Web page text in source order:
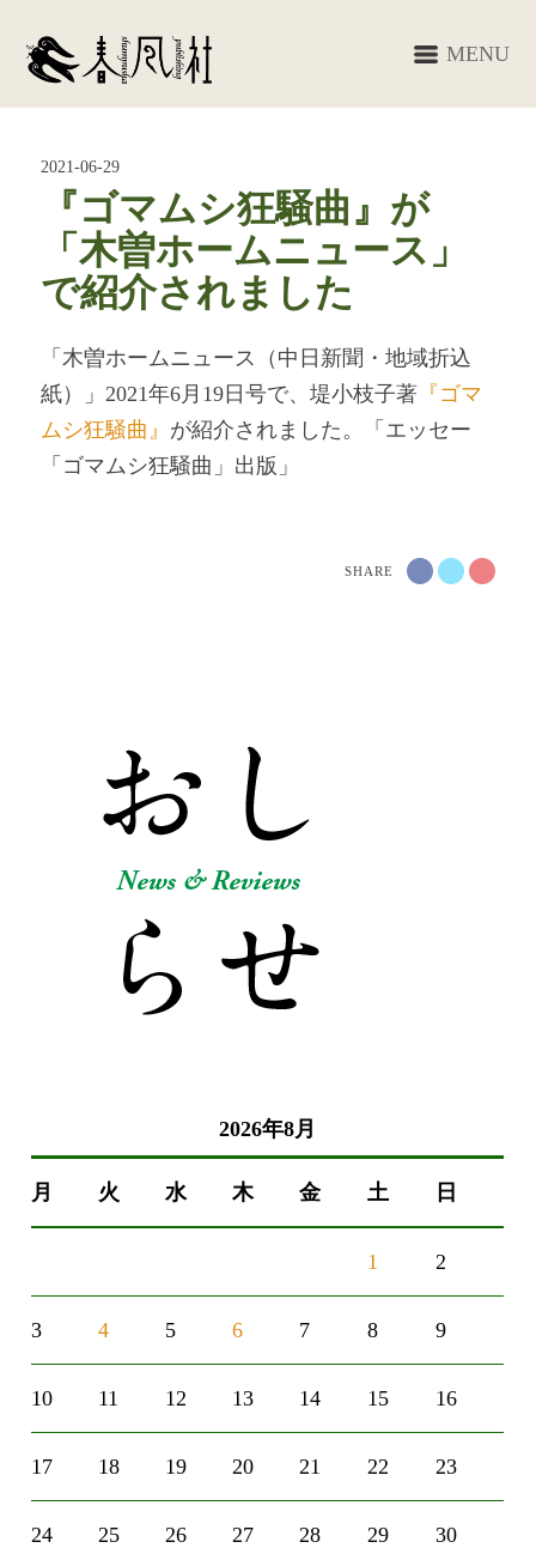
MENU
2021-06-29
『ゴマムシ狂騒曲』が
「木曽ホームニュース」
で紹介されました
「木曽ホームニュース（中日新聞・地域折込
紙）」2021年6月19日号で、堤小枝子著 『ゴマ
ムシ狂騒曲』 が紹介されました。「エッセー
「ゴマムシ狂騒曲」出版」
SHARE
2026年8月
月 火 水 木 金 土 日
1 2
3 4 5 6 7 8 9
10 11 12 13 14 15 16
17 18 19 20 21 22 23
24 25 26 27 28 29 30